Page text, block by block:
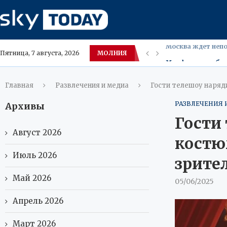
Пятница, 7 августа, 2026 МОЛНИЯ Минфин
В
Москвичи и
Жара в Европе
Насибуллин-
Теледебаты
Отделят модули
Ожирение в
Главная Развлечения и медиа Гости телешоу
РАЗВЛЕЧЕНИЯ
05/06/2025
Архивы
Август 2026
Июль 2026
Май 2026
Апрель 2026
Март 2026